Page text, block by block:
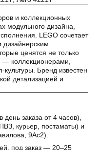
и коллекционных
модульного дизайна,
LEGO сочетает
дизайнерским
ценятся не только
— коллекционерами,
Бренд известен
детализацией и
заказа от 4 часов),
курьер, постаматы) и
9Ас2).
под заказ — 20–25
Через
недели
25%
Через
6 недель
25%
переплат
картой